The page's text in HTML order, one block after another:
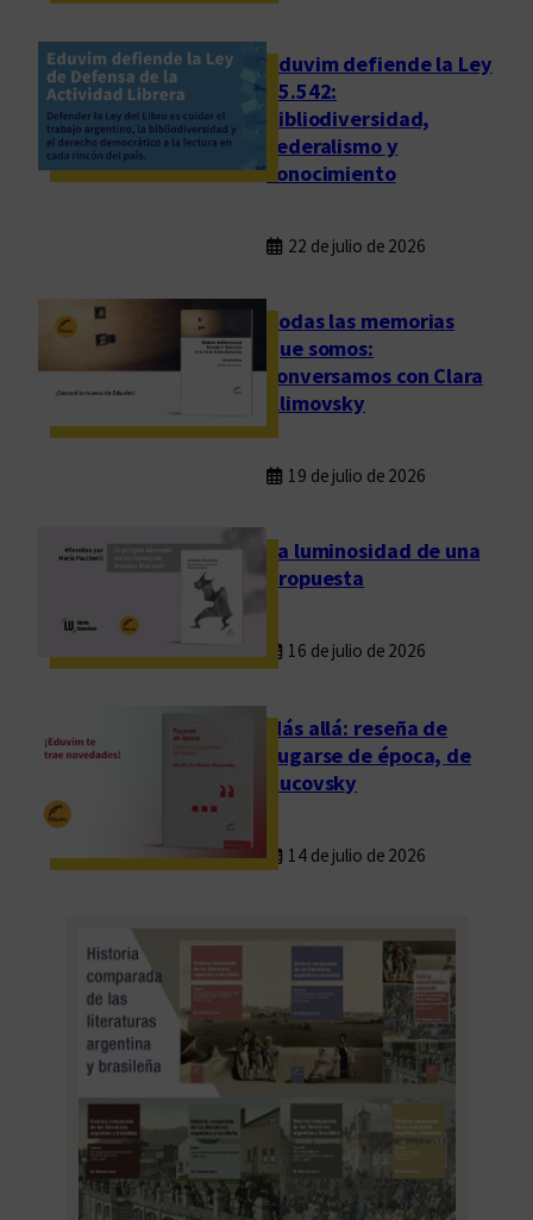
Eduvim defiende la Ley
25.542:
bibliodiversidad,
federalismo y
conocimiento
22 de julio de 2026
Todas las memorias
que somos:
conversamos con Clara
Klimovsky
19 de julio de 2026
La luminosidad de una
propuesta
16 de julio de 2026
Más allá: reseña de
Fugarse de época, de
Rucovsky
14 de julio de 2026